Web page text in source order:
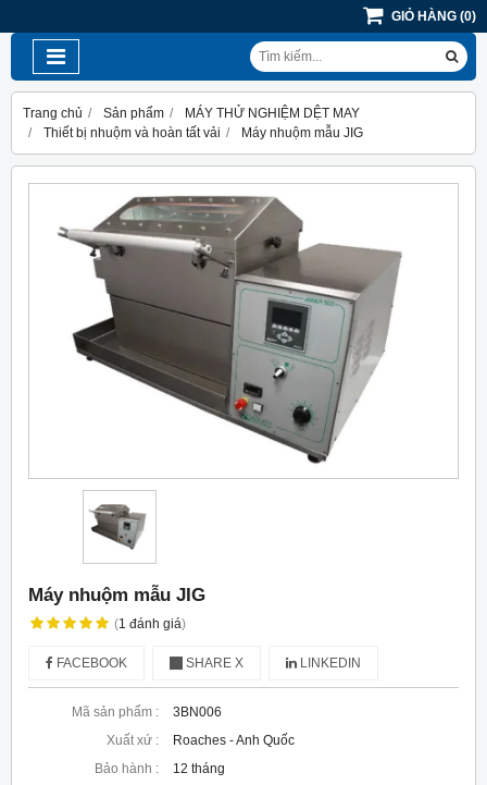
GIỎ HÀNG (0)
Trang chủ Sản phẩm
MÁY THỬ NGHIỆM DỆT MAY
Thiết bị nhuộm và hoàn tất vải
Máy nhuộm mẫu JIG
Máy nhuộm mẫu JIG
(1 đánh giá)
FACEBOOK SHARE X LINKEDIN
Mã sản phẩm :
3BN006
Xuất xứ :
Roaches - Anh Quốc
Bảo hành :
12 tháng